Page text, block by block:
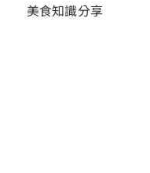
美食知識分享